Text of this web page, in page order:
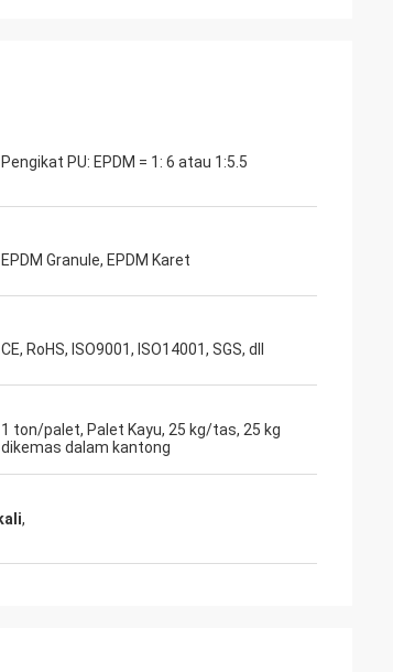
Pengikat PU: EPDM = 1: 6 atau 1:5.5
EPDM Granule, EPDM Karet
CE, RoHS, ISO9001, ISO14001, SGS, dll
1 ton/palet, Palet Kayu, 25 kg/tas, 25 kg
dikemas dalam kantong
,